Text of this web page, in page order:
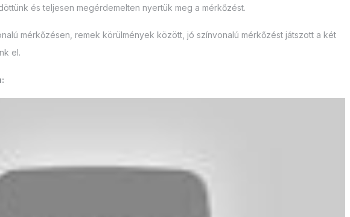
és teljesen megérdemelten nyertük meg a mérkőzést.
mérkőzésen, remek körülmények között, jó színvonalú mérkőzést játszott a két
el.